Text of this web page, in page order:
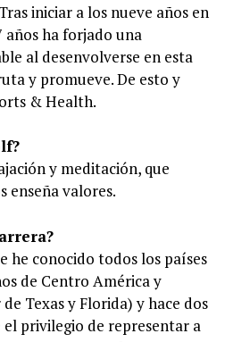
iniciar a los nueve años en
años ha forjado una
al desenvolverse en esta
y promueve. De esto y
& Health.
y meditación, que
enseña valores.
he conocido todos los países
de Centro América y
Texas y Florida) y hace dos
privilegio de representar a